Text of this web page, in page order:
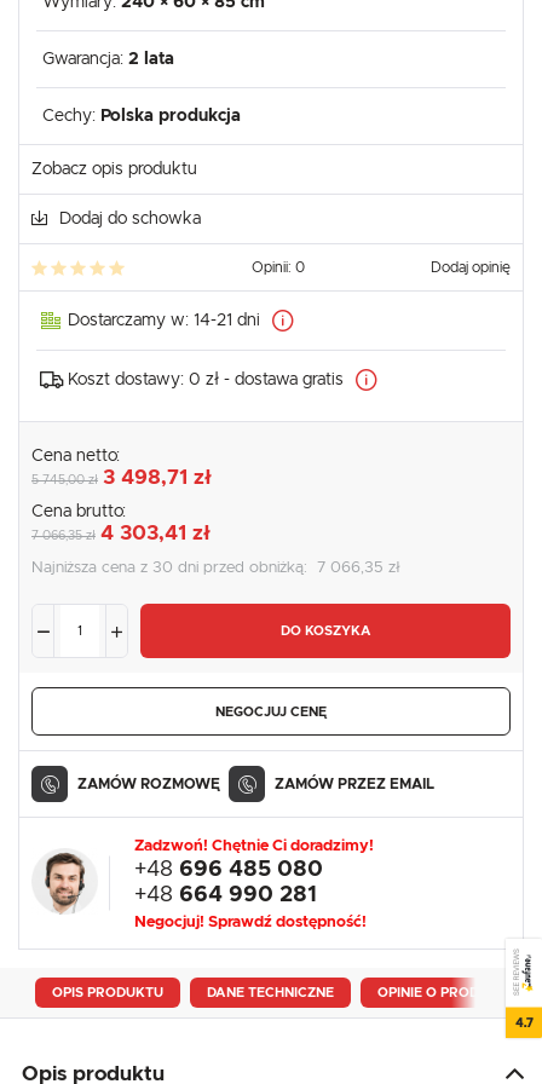
Gwarancja: 2 lata
Cechy: Polska produkcja
Zobacz opis produktu
Dodaj do schowka
Opinii: 0 Dodaj opinię
Dostarczamy w: 14-21 dni
Koszt dostawy: 0 zł - dostawa gratis
Cena netto:
5 745,00 zł 3 498,71 zł
Cena brutto:
7 066,35 zł 4 303,41 zł
Najniższa cena z 30 dni przed obniżką: 7 066,35 zł
DO KOSZYKA
NEGOCJUJ CENĘ
ZAMÓW ROZMOWĘ ZAMÓW PRZEZ EMAIL
Zadzwoń! Chętnie Ci doradzimy!
+48 696 485 080
+48 664 990 281
Negocjuj! Sprawdź dostępność!
OPIS PRODUKTU DANE TECHNICZNE OPINIE O PRODUKCIE
Opis produktu
SEE REVIEWS
4.7